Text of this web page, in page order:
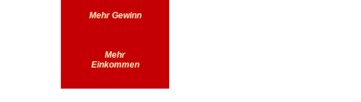
Mehr Gewinn
Mehr
Einkommen